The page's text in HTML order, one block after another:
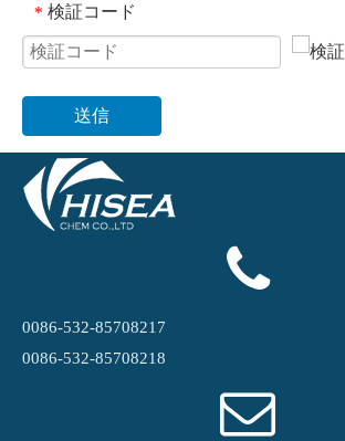
* 検証コード
送信
0086-532-85708217
0086-532-85708218